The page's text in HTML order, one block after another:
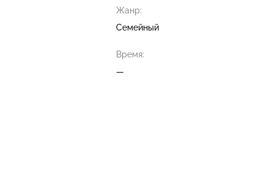
Жанр:
Семейный
Время:
—